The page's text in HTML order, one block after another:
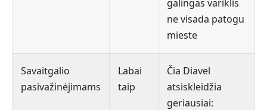
galingas variklis
ne visada patogu
mieste
Savaitgalio
pasivažinėjimams
Labai
taip
Čia Diavel
atsiskleidžia
geriausiai: